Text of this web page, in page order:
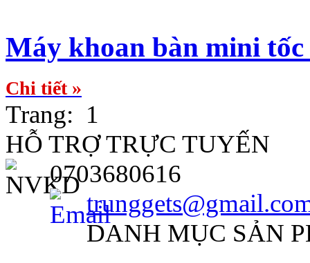
Máy khoan bàn mini
Chi tiết »
Trang: 1
HỖ TRỢ TRỰC TUYẾN
0703680616
DANH MỤC SẢN